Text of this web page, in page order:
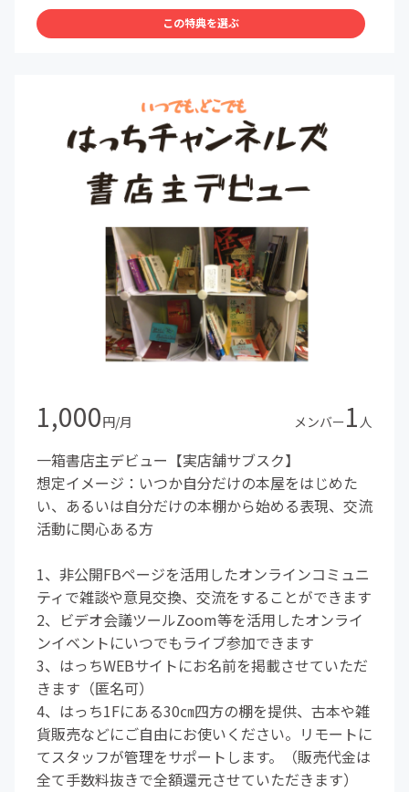
この特典を選ぶ
1,000円/月 メンバー1 人
一箱書店主デビュー【実店舗サブスク】
想定イメージ：いつか自分だけの本屋をはじめた
い、あるいは自分だけの本棚から始める表現、交流
活動に関心ある方
1、非公開FBページを活用したオンラインコミュニ
ティで雑談や意見交換、交流をすることができます
2、ビデオ会議ツールZoom等を活用したオンライ
ンイベントにいつでもライブ参加できます
3、はっちWEBサイトにお名前を掲載させていただ
きます（匿名可）
4、はっち1Fにある30㎝四方の棚を提供、古本や雑
貨販売などにご自由にお使いください。リモートに
てスタッフが管理をサポートします。（販売代金は
全て手数料抜きで全額還元させていただきます）